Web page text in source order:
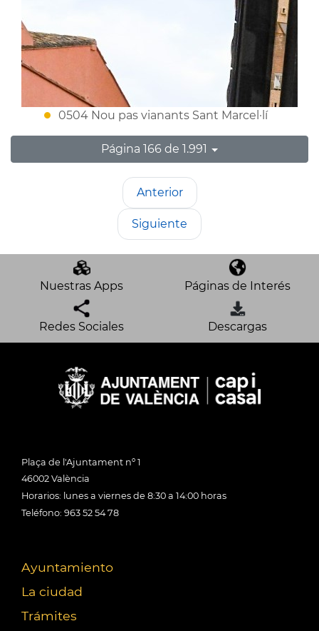
0504 Nou pas vianants Sant Marcel·lí
Página 166 de 1.991
Anterior
Siguiente
Nuestras Apps Páginas de Interés
Redes Sociales Descargas
Plaça de l'Ajuntament nº 1
46002 València
Horarios: lunes a viernes de 8:30 a 14:00 horas
Teléfono: 963 52 54 78
Ayuntamiento
La ciudad
Trámites